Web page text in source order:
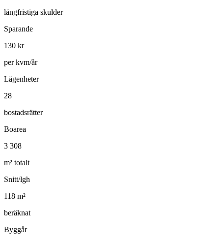
långfristiga skulder
Sparande
130 kr
per kvm/år
Lägenheter
28
bostadsrätter
Boarea
3 308
m² totalt
Snitt/lgh
118 m²
beräknat
Byggår